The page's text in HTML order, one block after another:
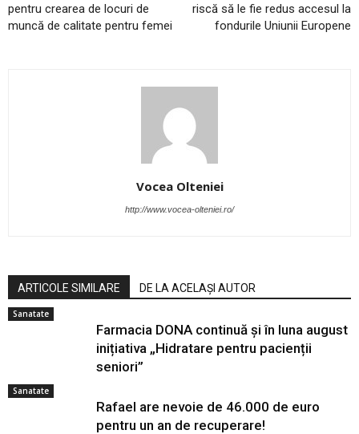
pentru crearea de locuri de
muncă de calitate pentru femei
riscă să le fie redus accesul la
fondurile Uniunii Europene
Vocea Olteniei
http://www.vocea-olteniei.ro/
ARTICOLE SIMILARE DE LA ACELAȘI AUTOR
Sanatate
Farmacia DONA continuă și în luna august
inițiativa „Hidratare pentru pacienții
seniori”
Sanatate
Rafael are nevoie de 46.000 de euro
pentru un an de recuperare!